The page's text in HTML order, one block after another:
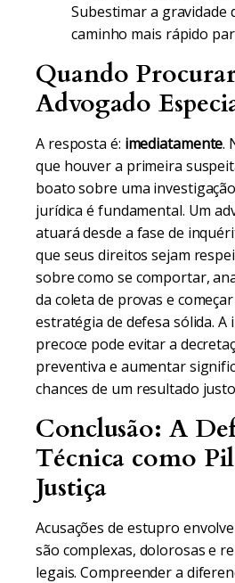
Subestimar a gravidade
caminho mais rápido
Quando
Advogado
A resposta é: imediatamente.
que houver a primeira
boato sobre uma
jurídica é fundamental. Um
atuará desde a fase de
que seus direitos sejam
sobre como se comportar,
da coleta de provas e
estratégia de defesa sólida. A
precoce pode evitar a
preventiva e aumentar
chances de um resultado
Conclusão: A
Técnica como
Justiça
Acusações de estupro
são complexas, dolorosas e
legais. Compreender a